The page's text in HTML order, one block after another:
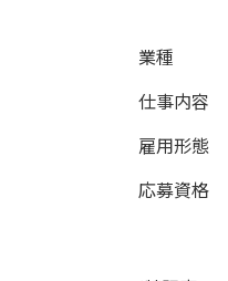
業種
仕事内容
雇用形態
応募資格